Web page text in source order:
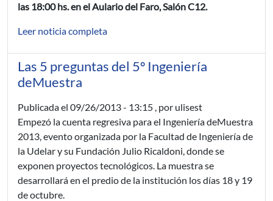
las 18:00 hs. en el Aulario del Faro, Salón C12.
Leer noticia completa
Las 5 preguntas del 5º Ingeniería
deMuestra
Publicada el 09/26/2013 - 13:15 , por ulisest
Empezó la cuenta regresiva para el Ingeniería deMuestra
2013, evento organizada por la Facultad de Ingeniería de
la Udelar y su Fundación Julio Ricaldoni, donde se
exponen proyectos tecnológicos. La muestra se
desarrollará en el predio de la institución los días 18 y 19
de octubre.